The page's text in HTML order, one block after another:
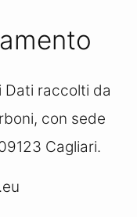
Dati raccolti da
con sede
Cagliari.